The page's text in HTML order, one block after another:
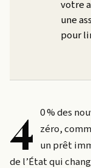
votre
une
pour
4 0 % des
zéro,
un prêt
de l’État qui